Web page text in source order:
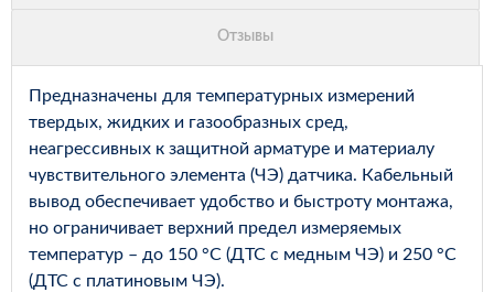
Предназначены для температурных измерений
твердых, жидких и газообразных сред,
неагрессивных к защитной арматуре и материалу
чувствительного элемента (ЧЭ) датчика. Кабельный
вывод обеспечивает удобство и быстроту монтажа,
но ограничивает верхний предел измеряемых
температур – до 150 °С (ДТС с медным ЧЭ) и 250 °С
(ДТС с платиновым ЧЭ).